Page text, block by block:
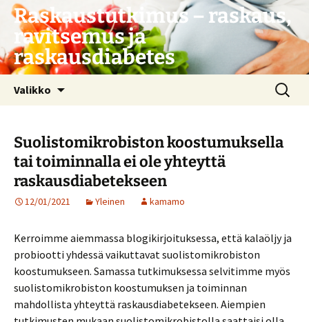
Siirry
sisältöön
Raskaustutkimus – raskaus,
ravitsemus ja
raskausdiabetes
Valikko Haku:
Suolistomikrobiston koostumuksella
tai toiminnalla ei ole yhteyttä
raskausdiabetekseen
12/01/2021 Yleinen kamamo
Kerroimme aiemmassa blogikirjoituksessa, että kalaöljy ja
probiootti yhdessä vaikuttavat suolistomikrobiston
koostumukseen. Samassa tutkimuksessa selvitimme myös
suolistomikrobiston koostumuksen ja toiminnan
mahdollista yhteyttä raskausdiabetekseen. Aiempien